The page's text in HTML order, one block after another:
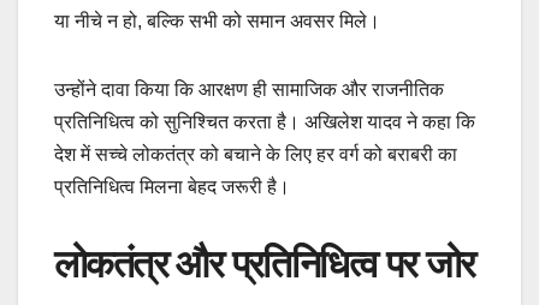
या नीचे न हो, बल्कि सभी को समान अवसर मिले।
उन्होंने दावा किया कि आरक्षण ही सामाजिक और राजनीतिक
प्रतिनिधित्व को सुनिश्चित करता है। अखिलेश यादव ने कहा कि
देश में सच्चे लोकतंत्र को बचाने के लिए हर वर्ग को बराबरी का
प्रतिनिधित्व मिलना बेहद जरूरी है।
लोकतंत्र और प्रतिनिधित्व पर जोर